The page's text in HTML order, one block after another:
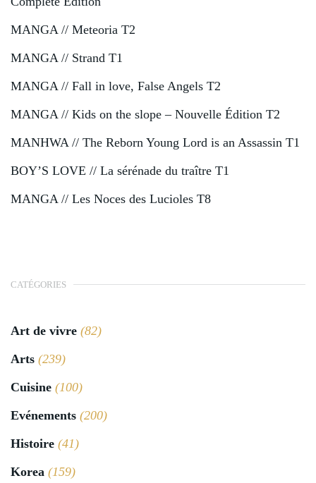
MANGA // Meteoria T2
MANGA // Strand T1
MANGA // Fall in love, False Angels T2
MANGA // Kids on the slope – Nouvelle Édition T2
MANHWA // The Reborn Young Lord is an Assassin T1
BOY’S LOVE // La sérénade du traître T1
MANGA // Les Noces des Lucioles T8
CATÉGORIES
Art de vivre (82)
Arts (239)
Cuisine (100)
Evénements (200)
Histoire (41)
Korea (159)